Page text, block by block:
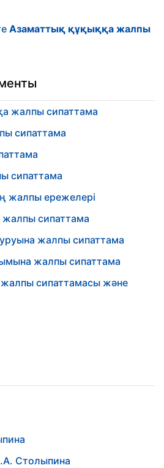
Азаматтық құқыққа жалпы
жалпы сипаттама
сипаттама
сипаттама
жалпы ережелері
жалпы сипаттама
жалпы сипаттама
жалпы сипаттама
жалпы сипаттамасы және
Столыпина